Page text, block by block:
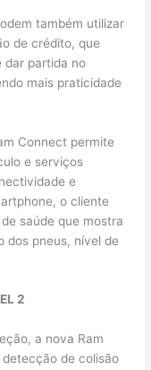
também utilizar
de crédito, que
dar partida no
mais praticidade
Connect permite
e serviços
e
o cliente
saúde que mostra
dos pneus, nível de
2
a nova Ram
de colisão